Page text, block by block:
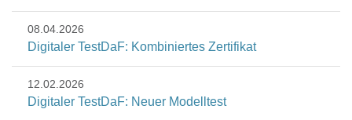
08.04.2026
Digitaler TestDaF: Kombiniertes Zertifikat
12.02.2026
Digitaler TestDaF: Neuer Modelltest